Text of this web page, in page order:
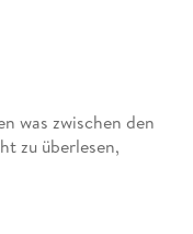
was zwischen den
zu überlesen,